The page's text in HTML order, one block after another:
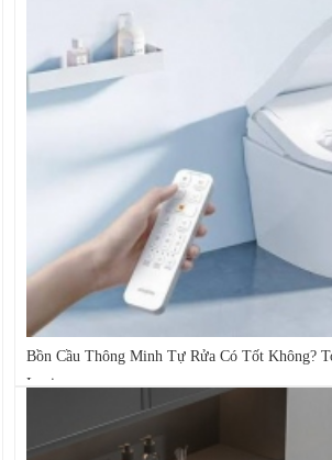
Bồn Cầu Thông Minh Tự Rửa Có Tốt Không?
Loại...